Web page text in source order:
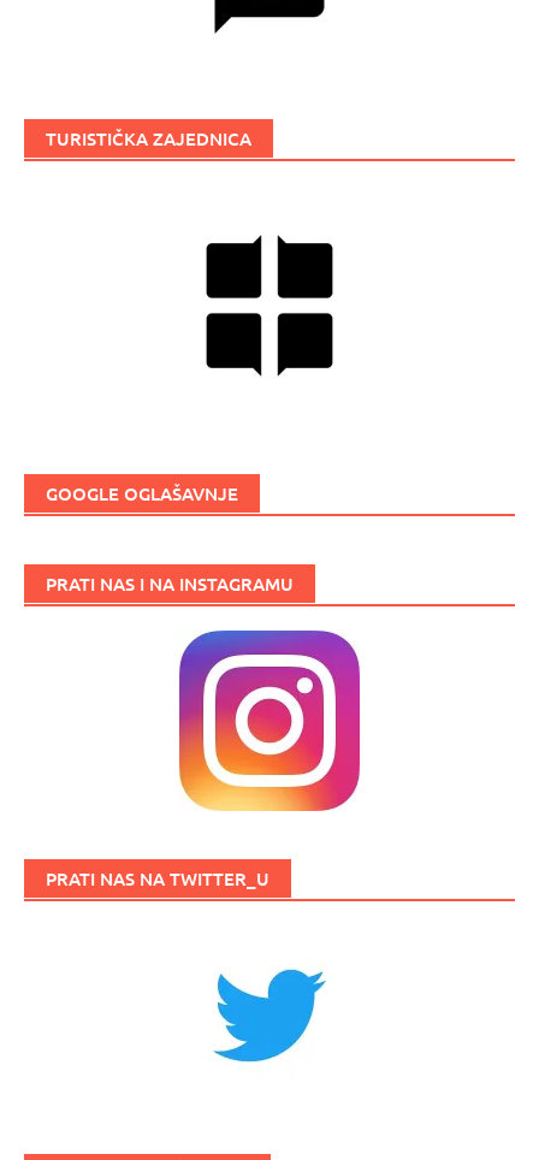
TURISTIČKA ZAJEDNICA
GOOGLE OGLAŠAVNJE
PRATI NAS I NA INSTAGRAMU
PRATI NAS NA TWITTER_U